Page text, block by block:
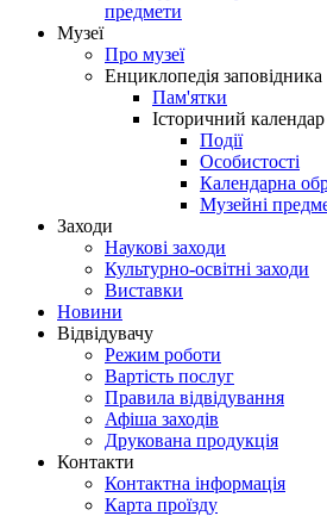
предмети
Музеї
Про музеї
Енциклопедія заповідника
Пам'ятки
Історичний календар
Події
Особистості
Календарна
Музейні
Заходи
Наукові заходи
Культурно-освітні заходи
Виставки
Новини
Відвідувачу
Режим роботи
Вартість послуг
Правила відвідування
Афіша заходів
Друкована продукція
Контакти
Контактна інформація
Карта проїзду